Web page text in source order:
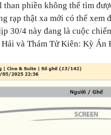
phiền không thể tìm
rạp thật xa mới có thể xem
30/4 này đang là cuộc
Hải và Thám Tử Kiên: Kỳ